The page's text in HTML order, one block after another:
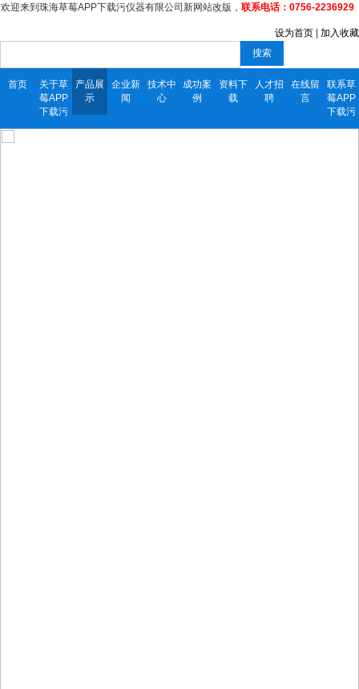
欢迎来到珠海草莓APP下载污仪器有限公司新网站改版， 联系电话：0756-2236929
设为首页
加入收藏
搜索
首页
关于草
莓APP
下载污
产品展
示
企业新
闻
技术中
心
成功案
例
资料下
载
人才招
聘
在线留
言
联系草
莓APP
下载污